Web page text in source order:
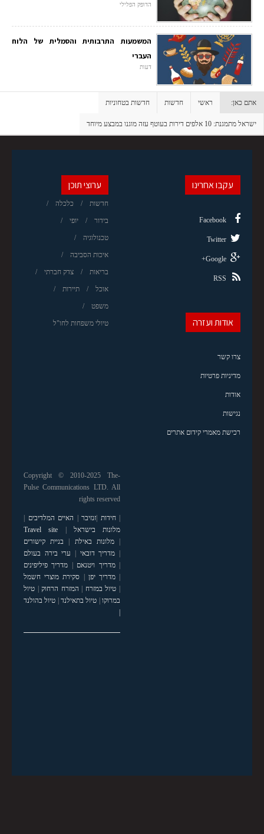
הדופק הפלילי
המשמעות התרבותית והסמלית של הלוח
העברי
דעות
אתם כאן: ראשי חדשות חדשות בטחוניות
ישראל מתמגנת: 10 אלפים דירות בעוטף עזה מוגנו במבצע מיוחד
ערוצי תוכן
חדשות כלכלה
בידור יופי
טכנולוגיה
איכות הסביבה
בריאות צדק חברתי
אוכל תיירות
משפט
טיולי משפחות לחו"ל
עקבו אחרינו
Facebook
Twitter
Google+
RSS
אודות ועזרה
צרו קשר
מדיניות פרטיות
אודות
נגישות
רכישת מאמרי קידום אתרים
Copyright © 2010-2025 The-
Pulse Communications LTD. All
rights reserved
|חידות זנזיבר האיים המלדיבים
מלונות בישראל
Travel site
|מלונות באילת
בניית קישורים
מדריך דובאי
ערי בירה בעולם
|מדריך ויטנאם
מדריך פיליפינים
|מדריך יפן
סקירת מוצרי חשמל
טיול במזרח המזרח הרחוק| טיול
במרוקו| טיול בתאילנד| טיול בהולנד